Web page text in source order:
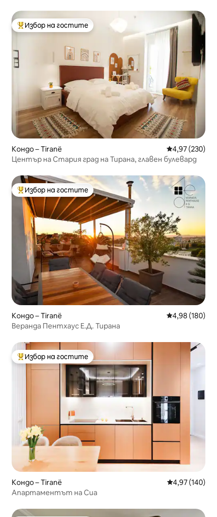
Най-популярен избор на гостите
Избор на гостите
Кондо – Tiranë Средна
4,97 (230)
Център на Стария град на Тирана, главен булевард
Най-популярен избор на гостите
Избор на гостите
Кондо – Tiranë Средна
4,98 (180)
Веранда Пентхаус Е.Д. Тирана
Най-популярен избор на гостите
Избор на гостите
Кондо – Tiranë Средна
4,97 (140)
Апартаментът на Сиа